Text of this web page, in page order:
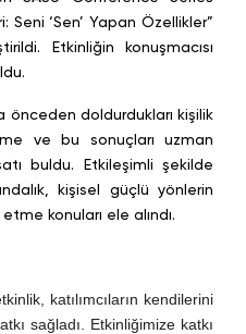
Seni ‘Sen’ Yapan Özellikler”
Etkinliğin konuşmacısı
önceden doldurdukları kişilik
ve bu sonuçları uzman
buldu. Etkileşimli şekilde
kişisel güçlü yönlerin
konuları ele alındı.
katılımcıların kendilerini
sağladı. Etkinliğimize katkı